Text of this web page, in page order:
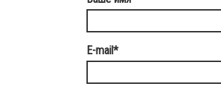
E-mail*